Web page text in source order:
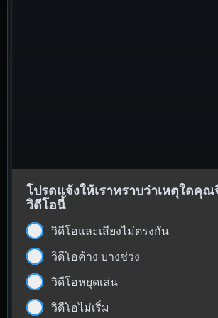
โปรดแจ้งให้เราทราบว่าเหตุใดคุณ
วิดีโอนี้
วิดีโอและเสียงไม่ตรงกัน
วิดีโอค้าง บางช่วง
วิดีโอหยุดเล่น
วิดีโอไม่เริ่ม